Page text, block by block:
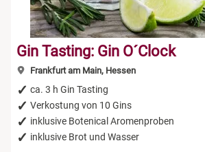
Gin Tasting: Gin O´Clock
Frankfurt am Main, Hessen
ca. 3 h Gin Tasting
Verkostung von 10 Gins
inklusive Botenical Aromenproben
inklusive Brot und Wasser